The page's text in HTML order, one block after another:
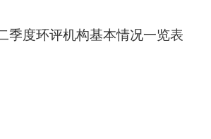
季度环评机构基本情况一览表